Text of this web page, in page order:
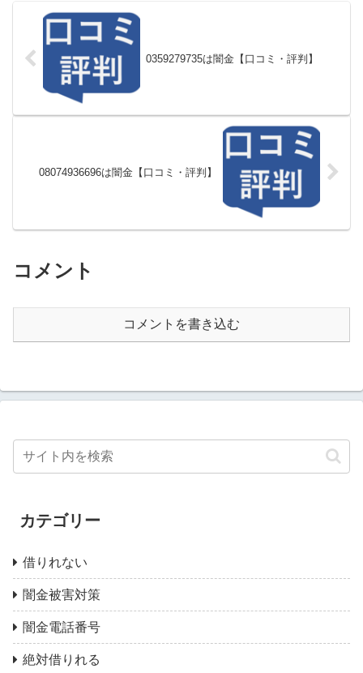
0359279735は闇金【口コミ・評判】
08074936696は闇金【口コミ・評判】
コメント
コメントを書き込む
カテゴリー
借りれない
闇金被害対策
闇金電話番号
絶対借りれる